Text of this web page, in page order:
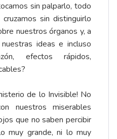
sin palparlo, todo
sin distinguirlo
nuestros órganos y, a
ideas e incluso
efectos rápidos,
de lo Invisible! No
nuestros miserables
que no saben percibir
muy grande, ni lo muy